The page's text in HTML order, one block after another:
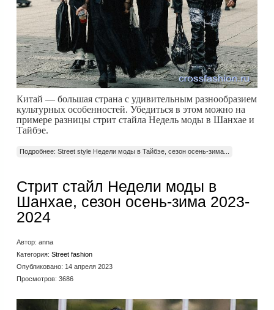
Китай — большая страна с удивительным разнообразием
культурных особенностей. Убедиться в этом можно на
примере разницы стрит стайла Недель моды в Шанхае и
Тайбэе.
Подробнее: Street style Недели моды в Тайбэе, сезон осень-зима...
Стрит стайл Недели моды в
Шанхае, сезон осень-зима 2023-
2024
Автор: anna
Категория: Street fashion
Опубликовано: 14 апреля 2023
Просмотров: 3686